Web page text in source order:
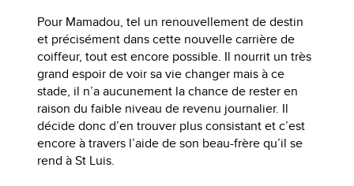
Pour Mamadou, tel un renouvellement de destin
et précisément dans cette nouvelle carrière de
coiffeur, tout est encore possible. Il nourrit un très
grand espoir de voir sa vie changer mais à ce
stade, il n’a aucunement la chance de rester en
raison du faible niveau de revenu journalier. Il
décide donc d’en trouver plus consistant et c’est
encore à travers l’aide de son beau-frère qu’il se
rend à St Luis.